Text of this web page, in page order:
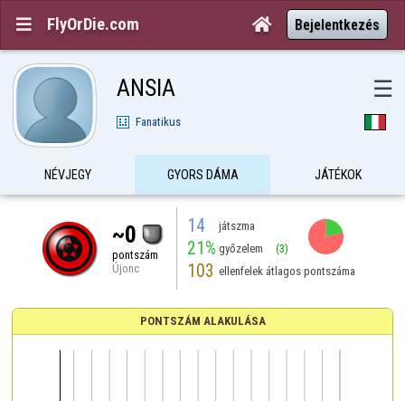
 FlyOrDie.com  Bejelentkezés
ANSIA ☰
Fanatikus
NÉVJEGY GYORS DÁMA JÁTÉKOK
~0
pontszám
Újonc
14 játszma
21% győzelem (3)
103 ellenfelek átlagos pontszáma
PONTSZÁM ALAKULÁSA